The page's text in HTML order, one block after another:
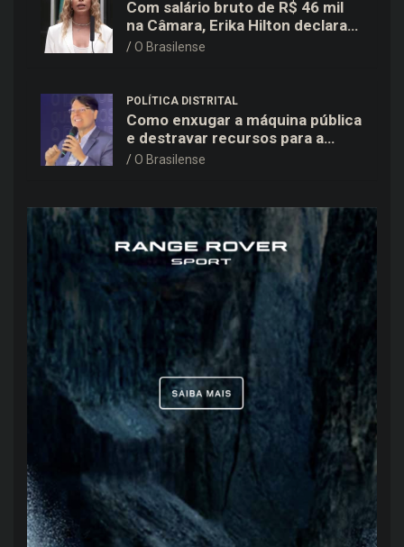
Com salário bruto de R$ 46 mil
na Câmara, Erika Hilton declara
patrimônio de R$ 15,9 mil ao TSE
O Brasilense
POLÍTICA DISTRITAL
Como enxugar a máquina pública
e destravar recursos para a
saúde e educação no DF
O Brasilense